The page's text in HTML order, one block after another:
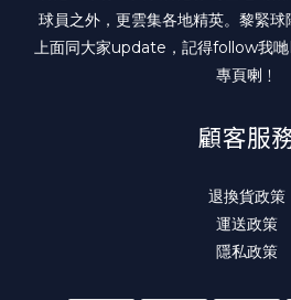
球員之外，更雲集各地精英。黎緊
上面同大家update，記得follow我哋
專頁喇﹗
顧客服
退換貨政策
運送政策
隱私政策